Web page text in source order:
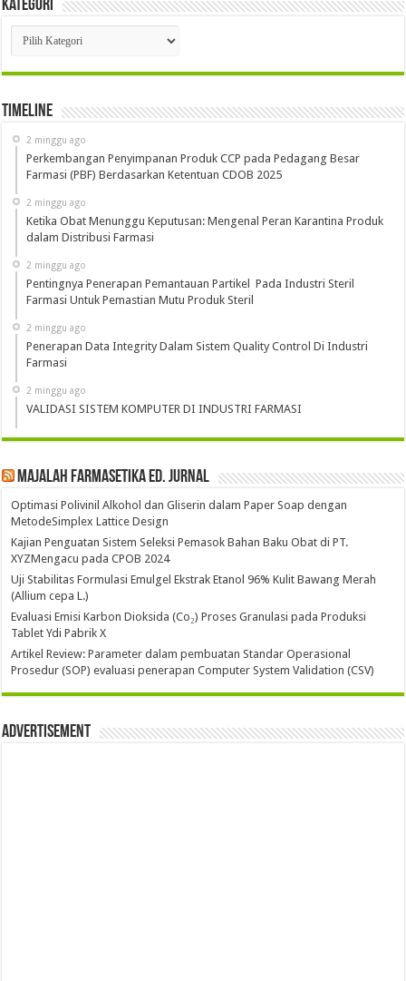
Kategori
Kategori
Timeline
2 minggu ago
Perkembangan Penyimpanan Produk CCP pada Pedagang Besar
Farmasi (PBF) Berdasarkan Ketentuan CDOB 2025
2 minggu ago
Ketika Obat Menunggu Keputusan: Mengenal Peran Karantina Produk
dalam Distribusi Farmasi
2 minggu ago
Pentingnya Penerapan Pemantauan Partikel Pada Industri Steril
Farmasi Untuk Pemastian Mutu Produk Steril
2 minggu ago
Penerapan Data Integrity Dalam Sistem Quality Control Di Industri
Farmasi
2 minggu ago
VALIDASI SISTEM KOMPUTER DI INDUSTRI FARMASI
Majalah Farmasetika Ed. Jurnal
Optimasi Polivinil Alkohol dan Gliserin dalam Paper Soap dengan
MetodeSimplex Lattice Design
Kajian Penguatan Sistem Seleksi Pemasok Bahan Baku Obat di PT.
XYZMengacu pada CPOB 2024
Uji Stabilitas Formulasi Emulgel Ekstrak Etanol 96% Kulit Bawang Merah
(Allium cepa L.)
Evaluasi Emisi Karbon Dioksida (Co₂) Proses Granulasi pada Produksi
Tablet Ydi Pabrik X
Artikel Review: Parameter dalam pembuatan Standar Operasional
Prosedur (SOP) evaluasi penerapan Computer System Validation (CSV)
Advertisement